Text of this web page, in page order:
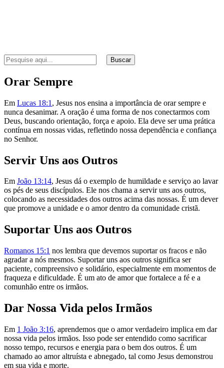
Buscar
Orar Sempre
Em Lucas 18:1 , Jesus nos ensina a importância de orar sempre e
nunca desanimar. A oração é uma forma de nos conectarmos com
Deus, buscando orientação, força e apoio. Ela deve ser uma prática
contínua em nossas vidas, refletindo nossa dependência e confiança
no Senhor.
Servir Uns aos Outros
Em João 13:14, Jesus dá o exemplo de humildade e serviço ao lavar
os pés de seus discípulos. Ele nos chama a servir uns aos outros,
colocando as necessidades dos outros acima das nossas. É um dever
que promove a unidade e o amor dentro da comunidade cristã.
Suportar Uns aos Outros
Romanos 15:1 nos lembra que devemos suportar os fracos e não
agradar a nós mesmos. Suportar uns aos outros significa ser
paciente, compreensivo e solidário, especialmente em momentos de
fraqueza e dificuldade. É um ato de amor que fortalece a fé e a
comunhão entre os irmãos.
Dar Nossa Vida pelos Irmãos
Em 1 João 3:16, aprendemos que o amor verdadeiro implica em dar
nossa vida pelos irmãos. Isso pode ser entendido como sacrificar
nosso tempo, recursos e energia para o bem dos outros. É um
chamado ao amor altruísta e abnegado, tal como Jesus demonstrou
em sua vida e morte.